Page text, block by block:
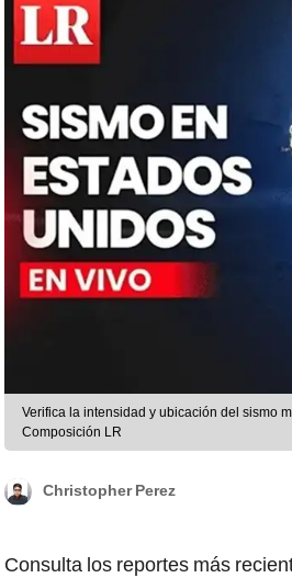
Verifica la intensidad y ubicación del sismo
Composición LR
Christopher Perez
Consulta los reportes más